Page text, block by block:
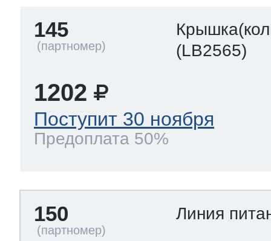
145
(LB2565)
1202
Поступит 30 ноября
Предоплата 50%
150 Линия